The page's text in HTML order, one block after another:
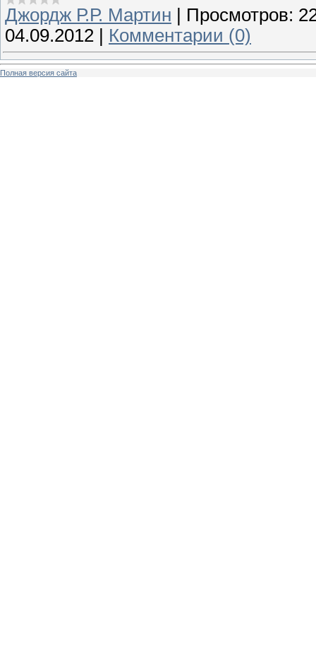
Джордж Р.Р. Мартин Просмотров:
04.09.2012
Комментарии (0)
Полная версия сайта